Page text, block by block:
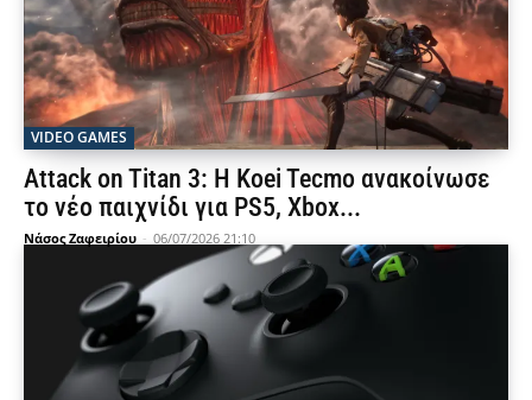
VIDEO GAMES
Attack on Titan 3: Η Koei Tecmo ανακοίνωσε
το νέο παιχνίδι για PS5, Xbox...
Νάσος Ζαφειρίου - 06/07/2026 21:10